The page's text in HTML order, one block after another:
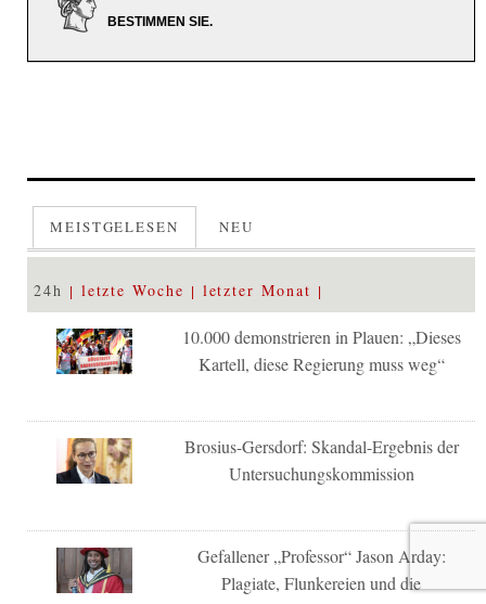
BESTIMMEN SIE.
MEISTGELESEN NEU
24h letzte Woche letzter Monat
10.000 demonstrieren in Plauen: „Dieses
Kartell, diese Regierung muss weg“
Brosius-Gersdorf: Skandal-Ergebnis der
Untersuchungskommission
Gefallener „Professor“ Jason Arday:
Plagiate, Flunkereien und die